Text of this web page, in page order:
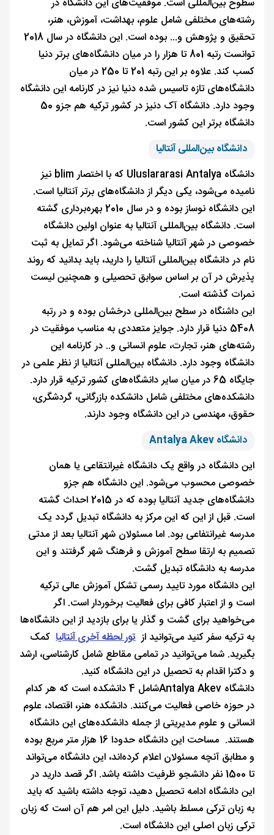
سطوح بین‌المللی است. موفقیت‌های این دانشگاه در
رشته‌های مختلفی شامل علوم، بهداشت، آموزش، هنر،
تحقیق و پژوهش و... بوده است. این دانشگاه در سال 2018
توانست رتبه 801 تا هزار را در میان دانشگاه‌های برتر دنیا
کسب کند. علاوه بر این رتبه 201 تا 250 در میان
دانشگاه‌های تازه تاسیس شده دنیا نیز در کارنامه این دانشگاه
وجود دارد. دانشگاه آک دنیز در کشور ترکیه هم جزو 50
دانشگاه برتر این کشور است.
دانشگاه بین‌المللی آنتالیا
دانشگاه Uluslararasi Antalya که با اختصار blim نیز
نامیده می‌شود، یکی دیگر از دانشگاه‌های برتر آنتالیا است.
این دانشگاه نوساز بوده و در سال 2010 بهره‌برداری گشته
است. دانشگاه بین‌المللی آنتالیا به عنوان اولین دانشگاه
خصوصی در شهر آنتالیا شناخته می‌شود. اگر تمایل به ثبت
نام در دانشگاه بین‌المللی آنتالیا را دارید، باید بدانید که روند
پذیرش در آن بر اساس سوابق تحصیلی و همچنین لیست
نمرات گذشته است.
این داشنگاه در سطح بین‌المللی درخشان بوده و در رتبه
5408 دنیا قرار دارد. جوایز متعددی به مناسب موفقیت در
رشته‌های هنر، تجارت، علوم انسانی و.. در کارنامه این
دانشگاه وجود دارد. دانشگاه بین‌المللی آنتالیا از نظر علمی در
جایگاه 65 در میان سایر دانشگاه‌های کشور ترکیه قرار دارد.
دانشکده‌های مختلفی شامل دانشکده بازرگانی، گردشگری،
حقوق، مهندسی در این دانشگاه وجود دارند.
دانشگاه Antalya Akev
این دانشگاه در واقع یک دانشگاه غیرانتقاعی یا همان
خصوصی محسوب می‌شود. این دانشگاه هم جزو
دانشگاه‌های جدید آنتالیا بوده که در 2015 احداث گشته
است. قبل از این که این مرکز به دانشگاه تبدیل گردد یک
مدرسه غیرانتفاعی بود. اما مسئولان شهر آنتالیا بعد از مدتی
تصمیم به ارتقا سطح آموزش و فرهنگ شهر گرفتند و این
مدرسه به دانشگاه تبدیل گشت.
این دانشگاه مورد تایید رسمی تشکل آموزش عالی ترکیه
است و از اعتبار کافی برای فعالیت برخوردار است. اگر
می‌خواهید برای گشت و گذار یا برای بازدید از این دانشگاه‌ها
به ترکیه سفر کنید می‌توانید از تور لحظه آخری آنتالیا کمک
بگیرید. شما می‌توانید در تمامی مقاطع شامل کارشناسی، ارشد
و دکترا اقدام به تحصیل در این دانشگاه کنید.
دانشگاه Antalya Akevشامل 4 دانشکده است که هر کدام
در حوزه خاصی فعالیت می‌کنند. دانشکده هنر، اقتصاد، علوم
انسانی و علوم مدیریتی از جمله دانشکده‌های این دانشگاه
هستند. مساحت این دانشگاه حدودا 16 هزار متر مربع بوده
و مطابق آنچه مسئولان اعلام کرده‌اند، این دانشگاه می‌تواند
تا 1500 نفر دانشجو ظرفیت داشته باشد. اگر قصد دارید در
این دانشگاه ادامه تحصیل دهید، توجه داشته باشید که باید
به زبان ترکی مسلط باشید. دلیل این امر هم آن است که زبان
ترکی زبان اصلی این دانشگاه است.